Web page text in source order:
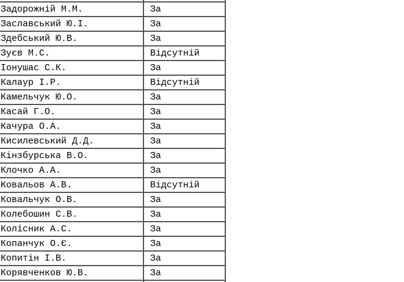
Задорожній М.М.
За
Заславський Ю.І.
За
Здебський Ю.В.
За
Зуєв М.С.
Відсутній
Іонушас С.К.
За
Калаур І.Р.
Відсутній
Камельчук Ю.О.
За
Касай Г.О.
За
Качура О.А.
За
Кисилевський Д.Д.
За
Кінзбурська В.О.
За
Клочко А.А.
За
Ковальов А.В.
Відсутній
Ковальчук О.В.
За
Колебошин С.В.
За
Колісник А.С.
За
Копанчук О.Є.
За
Копитін І.В.
За
Корявченков Ю.В.
За